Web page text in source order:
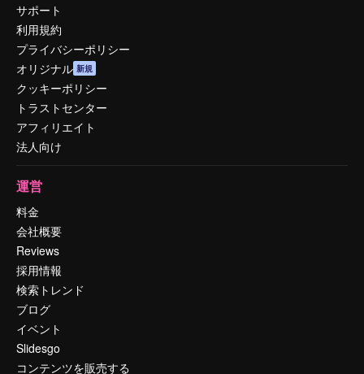
サポート
利用規約
プライバシーポリシー
オリジナル 新規
クッキーポリシー
トラストセンター
アフィリエイト
法人向け
運営
料金
会社概要
Reviews
採用情報
検索トレンド
ブログ
イベント
Slidesgo
コンテンツを販売する